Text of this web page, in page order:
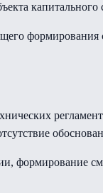
капитального
формирование